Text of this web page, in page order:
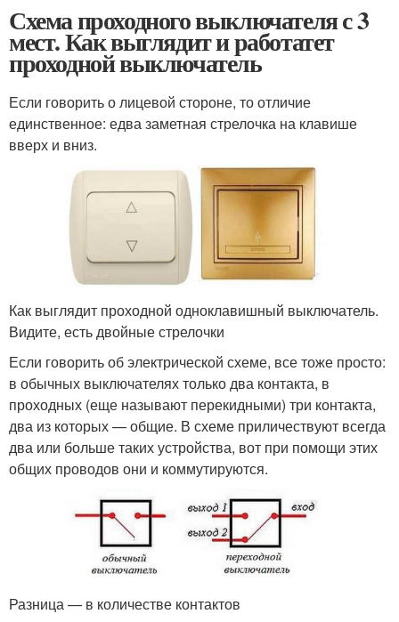
Схема проходного выключателя с 3
мест. Как выглядит и работатет
проходной выключатель
Если говорить о лицевой стороне, то отличие
единственное: едва заметная стрелочка на клавише
вверх и вниз.
Как выглядит проходной одноклавишный выключатель.
Видите, есть двойные стрелочки
Если говорить об электрической схеме, все тоже просто:
в обычных выключателях только два контакта, в
проходных (еще называют перекидными) три контакта,
два из которых — общие. В схеме приличествуют всегда
два или больше таких устройства, вот при помощи этих
общих проводов они и коммутируются.
Разница — в количестве контактов